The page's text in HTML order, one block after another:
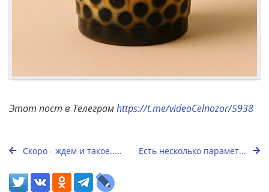
Этот пост в Телеграмhttps://t.me/videoCelnozor/5938
Скоро - ждем и такое..... Есть несколько парамет...